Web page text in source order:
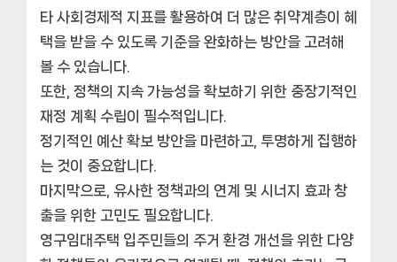
타 사회경제적 지표를 활용하여 더 많은 취약계층이 혜
택을 받을 수 있도록 기준을 완화하는 방안을 고려해
볼 수 있습니다.
또한, 정책의 지속 가능성을 확보하기 위한 중장기적인
재정 계획 수립이 필수적입니다.
정기적인 예산 확보 방안을 마련하고, 투명하게 집행하
는 것이 중요합니다.
마지막으로, 유사한 정책과의 연계 및 시너지 효과 창
출을 위한 고민도 필요합니다.
영구임대주택 입주민들의 주거 환경 개선을 위한 다양